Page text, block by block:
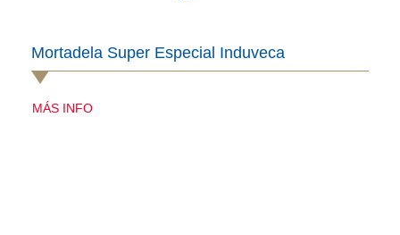
Mortadela Super Especial Induveca
MÁS INFO